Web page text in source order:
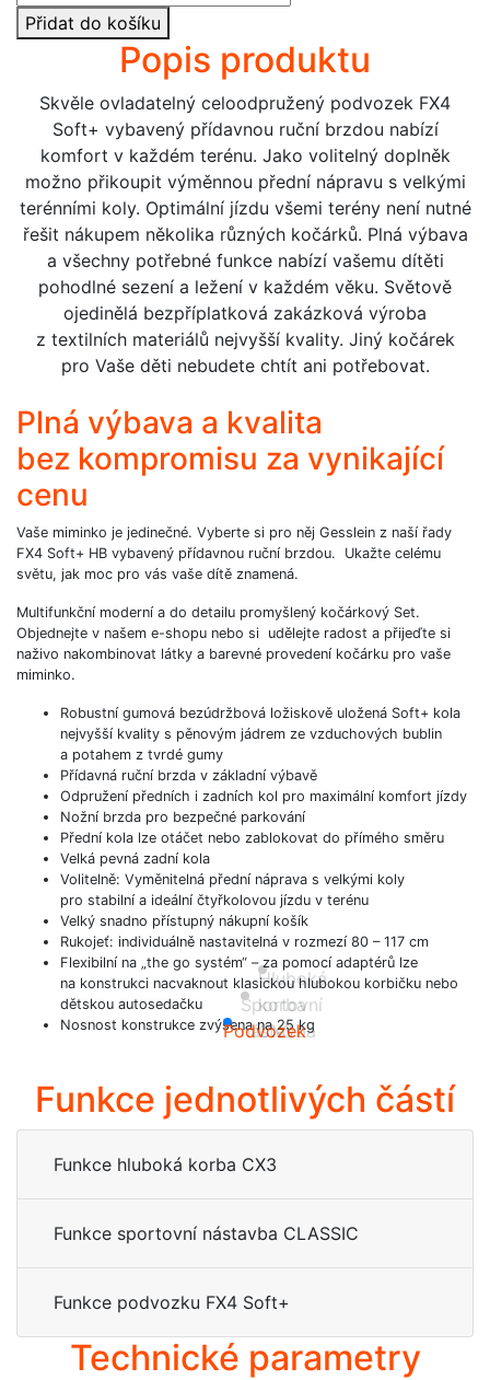
FX4
Soft+
Classic
CX3
množství
Přidat do košíku
Popis produktu
Skvěle ovladatelný celoodpružený podvozek FX4
Soft+ vybavený přídavnou ruční brzdou nabízí
komfort v každém terénu. Jako volitelný doplněk
možno přikoupit výměnnou přední nápravu s velkými
terénními koly. Optimální jízdu všemi terény není nutné
řešit nákupem několika různých kočárků. Plná výbava
a všechny potřebné funkce nabízí vašemu dítěti
pohodlné sezení a ležení v každém věku. Světově
ojedinělá bezpříplatková zakázková výroba
z textilních materiálů nejvyšší kvality. Jiný kočárek
pro Vaše děti nebudete chtít ani potřebovat.
Plná výbava a kvalita
bez kompromisu za vynikající
cenu
Vaše miminko je jedinečné. Vyberte si pro něj Gesslein z naší řady
FX4 Soft+ HB vybavený přídavnou ruční brzdou. Ukažte celému
světu, jak moc pro vás vaše dítě znamená.
Multifunkční moderní a do detailu promyšlený kočárkový Set.
Objednejte v našem e-shopu nebo si udělejte radost a přijeďte si
naživo nakombinovat látky a barevné provedení kočárku pro vaše
miminko.
Podvozek
Sportovní
nástavba
Hluboká
korba
CX3
Robustní gumová bezúdržbová ložiskově uložená Soft+ kola
nejvyšší kvality s pěnovým jádrem ze vzduchových bublin
a potahem z tvrdé gumy
Přídavná ruční brzda v základní výbavě
Odpružení předních i zadních kol pro maximální komfort jízdy
Nožní brzda pro bezpečné parkování
Přední kola lze otáčet nebo zablokovat do přímého směru
Velká pevná zadní kola
Volitelně: Vyměnitelná přední náprava s velkými koly
pro stabilní a ideální čtyřkolovou jízdu v terénu
Velký snadno přístupný nákupní košík
Rukojeť: individuálně nastavitelná v rozmezí 80 – 117 cm
Flexibilní na „the go systém“ – za pomocí adaptérů lze
na konstrukci nacvaknout klasickou hlubokou korbičku nebo
dětskou autosedačku
Nosnost konstrukce zvýšena na 25 kg
Funkce jednotlivých částí
Funkce hluboká korba CX3
Funkce sportovní nástavba CLASSIC
Funkce podvozku FX4 Soft+
Technické parametry